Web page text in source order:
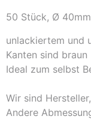
50 Stück, Ø
unlackiertem und
Kanten sind
Ideal zum selbst
Wir sind
Andere